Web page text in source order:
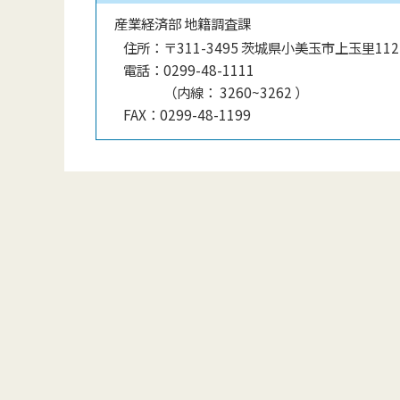
産業経済部 地籍調査課
住所： 〒311-3495 茨城県小美玉市上玉里
電話： 0299-48-1111
（内線 ： 3260~3262 ）
FAX： 0299-48-1199